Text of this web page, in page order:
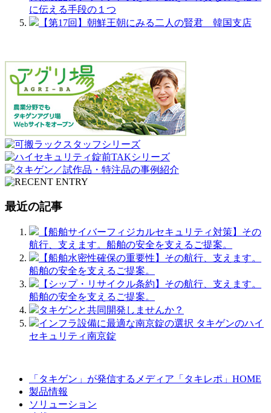
に伝える手段の１つ
【第17回】朝鮮王朝にみる二人の賢君 韓国支店
最近の記事
【船舶サイバーフィジカルセキュリティ対策】その
航行、支えます。船舶の安全を支えるご提案。
【船舶水密性確保の重要性】その航行、支えます。
船舶の安全を支えるご提案。
【シップ・リサイクル条約】その航行、支えます。
船舶の安全を支えるご提案。
タキゲンと共同開発しませんか？
インフラ設備に最適な南京錠の選択 タキゲンのハイ
セキュリティ南京錠
「タキゲン」が発信するメディア「タキレポ」HOME
製品情報
ソリューション